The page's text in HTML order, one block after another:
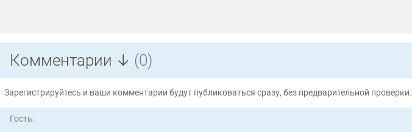
Комментарии ↓ (0)
Зарегистрируйтесь и ваши комментарии будут публиковаться сразу, без предварительной проверки.
Гость: